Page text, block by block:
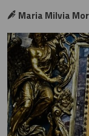
Maria Milvia